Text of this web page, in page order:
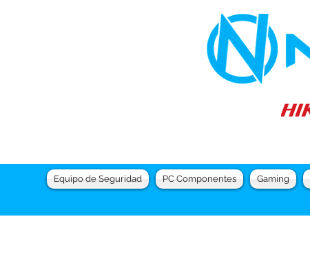
Equipo de Seguridad PC Componentes Gaming